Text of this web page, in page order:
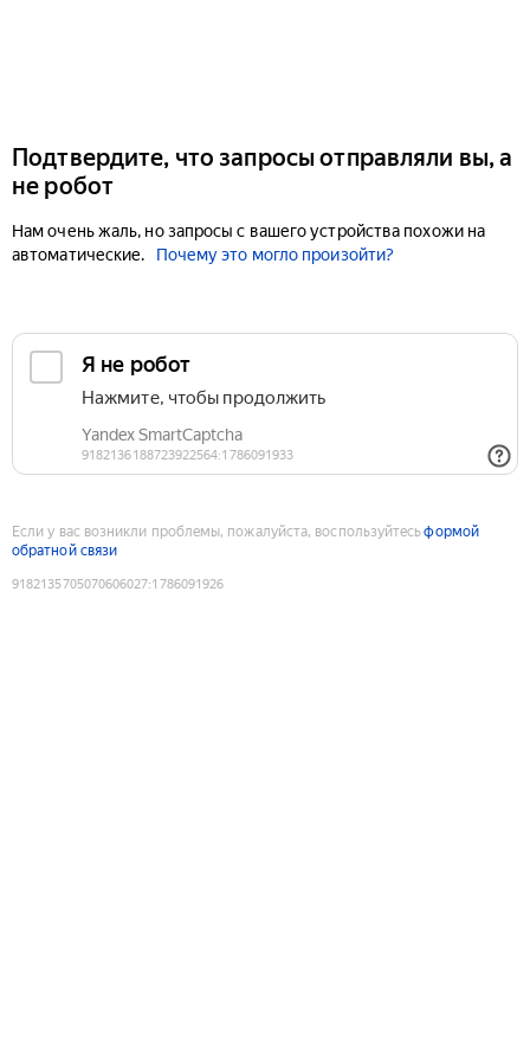
Подтвердите, что запросы отправляли вы, а
не робот
Нам очень жаль, но запросы с вашего устройства похожи на
автоматические.
Почему это могло произойти?
Если у вас возникли проблемы, пожалуйста, воспользуйтесьформой
обратной связи
9182135705070606027:1786091926